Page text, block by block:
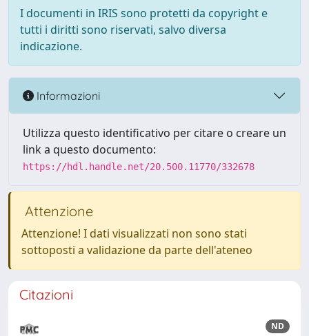
I documenti in IRIS sono protetti da copyright e
tutti i diritti sono riservati, salvo diversa
indicazione.
Informazioni
Utilizza questo identificativo per citare o creare un
link a questo documento:
https://hdl.handle.net/20.500.11770/332678
Attenzione
Attenzione! I dati visualizzati non sono stati
sottoposti a validazione da parte dell'ateneo
Citazioni
ND